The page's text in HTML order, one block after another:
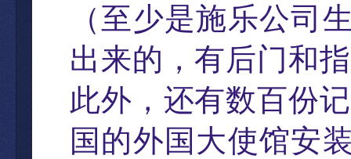
（至少是施乐公司
出来的 ，有后门和
此外 ， 还有数百份
国的外国大使馆安